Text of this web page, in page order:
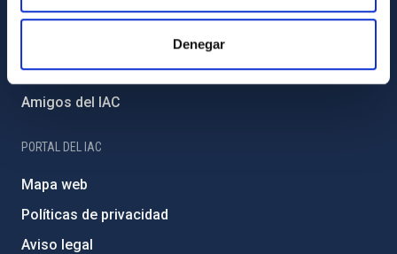
Denegar
Proyectos institucionales
Programa Severo Ochoa
Amigos del IAC
PORTAL DEL IAC
Mapa web
Políticas de privacidad
Aviso legal